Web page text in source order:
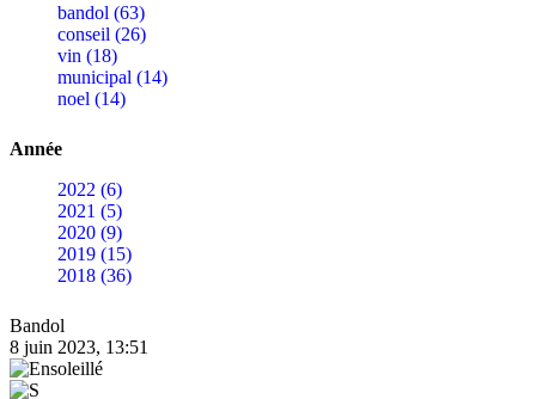
bandol (63)
conseil (26)
vin (18)
municipal (14)
noel (14)
Année
2022 (6)
2021 (5)
2020 (9)
2019 (15)
2018 (36)
Bandol
8 juin 2023, 13:51